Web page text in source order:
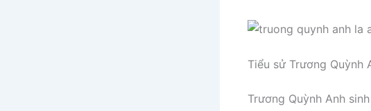
Tiểu sử Trương Quỳnh
Trương Quỳnh Anh